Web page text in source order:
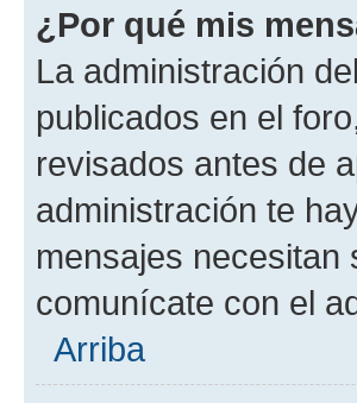
¿Por qué mis
La administración
publicados en el
revisados antes de
administración te
mensajes necesitan
comunícate con el
Arriba